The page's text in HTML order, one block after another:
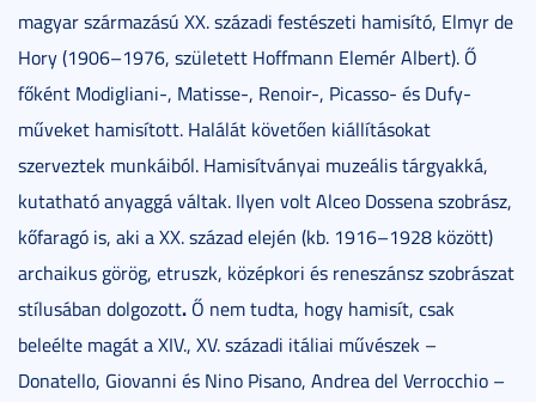
magyar származású XX. századi festészeti hamisító, Elmyr de
Hory (1906–1976, született Hoffmann Elemér Albert). Ő
főként Modigliani-, Matisse-, Renoir-, Picasso- és Dufy-
műveket hamisított. Halálát követően kiállításokat
szerveztek munkáiból. Hamisítványai muzeális tárgyakká,
kutatható anyaggá váltak. Ilyen volt Alceo Dossena szobrász,
kőfaragó is, aki a XX. század elején (kb. 1916–1928 között)
archaikus görög, etruszk, középkori és reneszánsz szobrászat
stílusában dolgozott. Ő nem tudta, hogy hamisít, csak
beleélte magát a XIV., XV. századi itáliai művészek –
Donatello, Giovanni és Nino Pisano, Andrea del Verrocchio –